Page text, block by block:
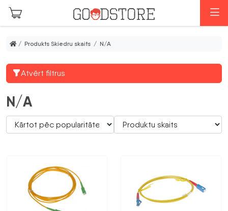
Skip to main content
/ Produkts Skiedru skaits / N/A
Atvērt filtrus
N/A